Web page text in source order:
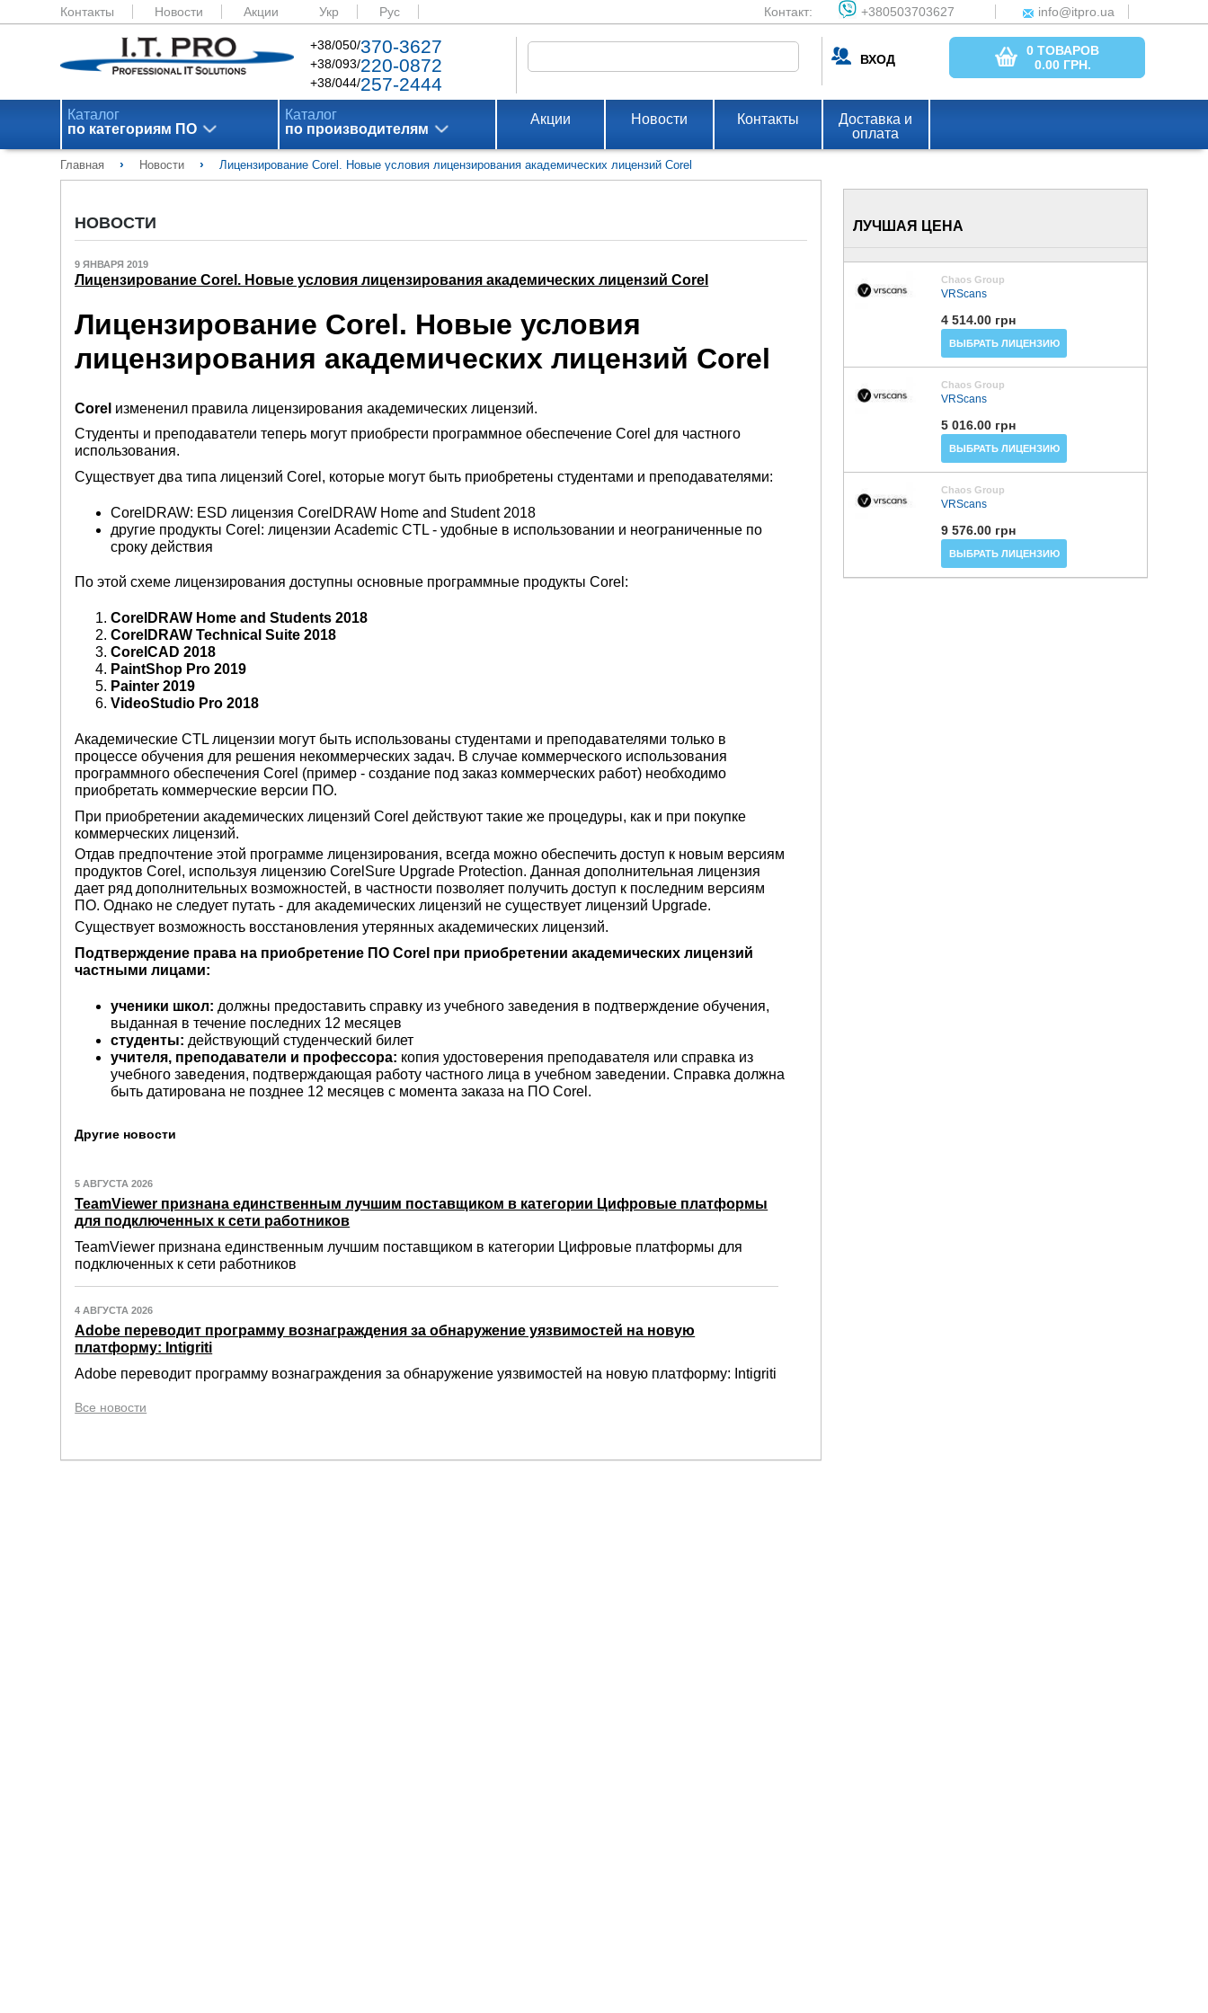
Контакты Новости Акции Укр Рус Контакт: +380503703627 info@itpro.ua
+38/050/370-3627
+38/093/220-0872
+38/044/257-2444
ВХОД
0 ТОВАРОВ
0.00 ГРН.
Каталог
по категориям ПО
Каталог
по производителям
Акции Новости Контакты
Доставка и
оплата
Главная › Новости › Лицензирование Corel. Новые условия лицензирования академических лицензий Corel
НОВОСТИ
9 ЯНВАРЯ 2019
Лицензирование Corel. Новые условия лицензирования академических лицензий Corel
Лицензирование Corel. Новые условия
лицензирования академических лицензий Corel
Corel измененил правила лицензирования академических лицензий.
Студенты и преподаватели теперь могут приобрести программное обеспечение Corel для частного
использования.
Существует два типа лицензий Corel, которые могут быть приобретены студентами и преподавателями:
CorelDRAW: ESD лицензия CorelDRAW Home and Student 2018
другие продукты Corel: лицензии Academic CTL - удобные в использовании и неограниченные по
сроку действия
По этой схеме лицензирования доступны основные программные продукты Corel:
CorelDRAW Home and Students 2018
CorelDRAW Technical Suite 2018
CorelCAD 2018
PaintShop Pro 2019
Painter 2019
VideoStudio Pro 2018
Академические CTL лицензии могут быть использованы студентами и преподавателями только в
процессе обучения для решения некоммерческих задач. В случае коммерческого использования
программного обеспечения Corel (пример - создание под заказ коммерческих работ) необходимо
приобретать коммерческие версии ПО.
При приобретении академических лицензий Corel действуют такие же процедуры, как и при покупке
коммерческих лицензий.
Отдав предпочтение этой программе лицензирования, всегда можно обеспечить доступ к новым версиям
продуктов Corel, используя лицензию CorelSure Upgrade Protection. Данная дополнительная лицензия
дает ряд дополнительных возможностей, в частности позволяет получить доступ к последним версиям
ПО. Однако не следует путать - для академических лицензий не существует лицензий Upgrade.
Существует возможность восстановления утерянных академических лицензий.
Подтверждение права на приобретение ПО Corel при приобретении академических лицензий
частными лицами:
ученики школ: должны предоставить справку из учебного заведения в подтверждение обучения,
выданная в течение последних 12 месяцев
студенты: действующий студенческий билет
учителя, преподаватели и профессора: копия удостоверения преподавателя или справка из
учебного заведения, подтверждающая работу частного лица в учебном заведении. Справка должна
быть датирована не позднее 12 месяцев с момента заказа на ПО Corel.
Другие новости
5 АВГУСТА 2026
TeamViewer признана единственным лучшим поставщиком в категории Цифровые платформы
для подключенных к сети работников
TeamViewer признана единственным лучшим поставщиком в категории Цифровые платформы для
подключенных к сети работников
4 АВГУСТА 2026
Adobe переводит программу вознаграждения за обнаружение уязвимостей на новую
платформу: Intigriti
Adobe переводит программу вознаграждения за обнаружение уязвимостей на новую платформу: Intigriti
Все новости
ЛУЧШАЯ ЦЕНА
Chaos Group
VRScans
4 514.00 грн
ВЫБРАТЬ ЛИЦЕНЗИЮ
Chaos Group
VRScans
5 016.00 грн
ВЫБРАТЬ ЛИЦЕНЗИЮ
Chaos Group
VRScans
9 576.00 грн
ВЫБРАТЬ ЛИЦЕНЗИЮ